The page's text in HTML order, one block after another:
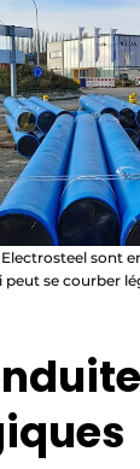
Electrosteel sont
peut se courber